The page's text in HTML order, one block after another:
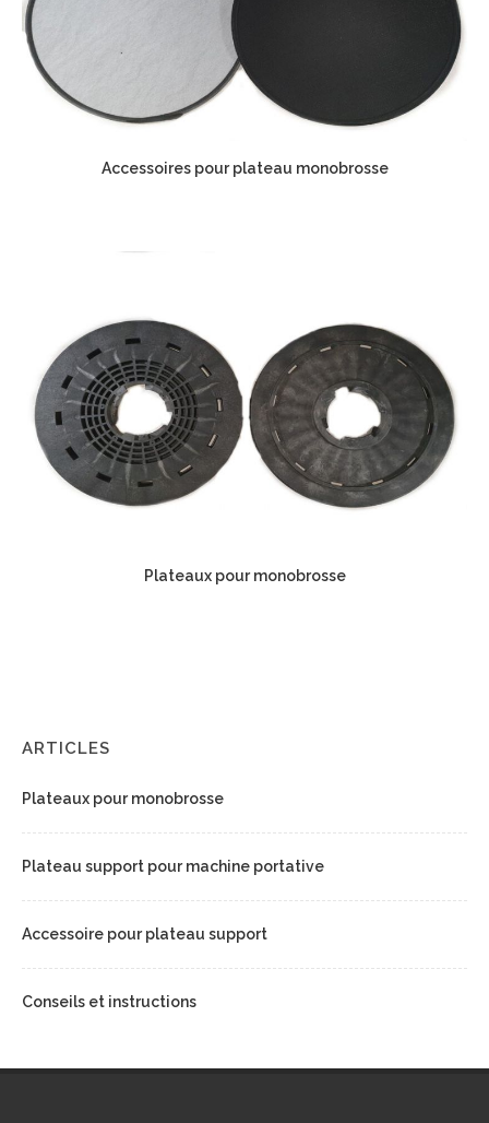
Accessoires pour plateau monobrosse
Plateaux pour monobrosse
ARTICLES
Plateaux pour monobrosse
Plateau support pour machine portative
Accessoire pour plateau support
Conseils et instructions